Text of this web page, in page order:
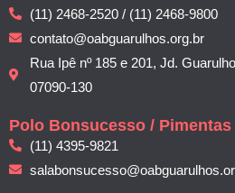
(11) 2468-2520 / (11) 2468-9800
contato@oabguarulhos.org.br
Rua Ipê nº 185 e 201, Jd.
07090-130
Polo Bonsucesso / Pimentas
(11) 4395-9821